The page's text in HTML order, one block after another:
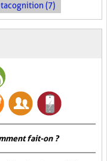
(7)
fait-on ?